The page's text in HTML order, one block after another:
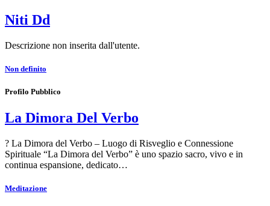
Niti Dd
Descrizione non inserita dall'utente.
Non definito
Profilo Pubblico
La Dimora Del Verbo
? La Dimora del Verbo – Luogo di Risveglio e Connessione
Spirituale “La Dimora del Verbo” è uno spazio sacro, vivo e in
continua espansione, dedicato…
Meditazione